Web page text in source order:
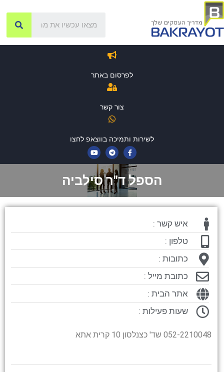
לפרסום באתר
צור קשר
לשירות ותמיכה בווצאפ לחצו
הספל ד"ר סילביה
איש קשר :
טלפון :
כתובות :
כתובת מייל :
אתר הבית :
שעות פעילות :
052-2210048 שד' כצנלסון 10 קרית אתא